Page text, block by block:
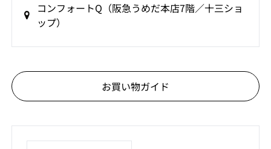
コンフォートQ（阪急うめだ本店7階／十三ショ
ップ）
お買い物ガイド